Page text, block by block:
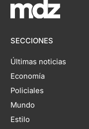
SECCIONES
Últimas noticias
Economía
Policiales
Mundo
Estilo